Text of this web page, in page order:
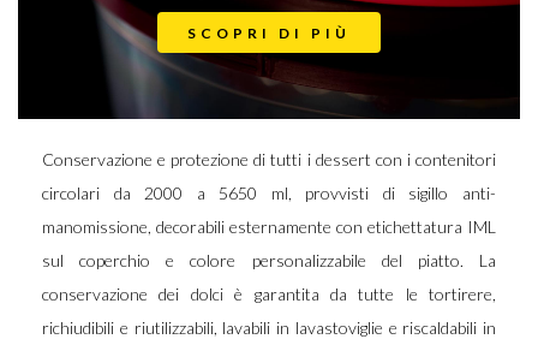
SCOPRI DI PIÙ
Conservazione e protezione di tutti i dessert con i contenitori
circolari da 2000 a 5650 ml, provvisti di sigillo anti-
manomissione, decorabili esternamente con etichettatura IML
sul coperchio e colore personalizzabile del piatto. La
conservazione dei dolci è garantita da tutte le tortirere,
richiudibili e riutilizzabili, lavabili in lavastoviglie e riscaldabili in